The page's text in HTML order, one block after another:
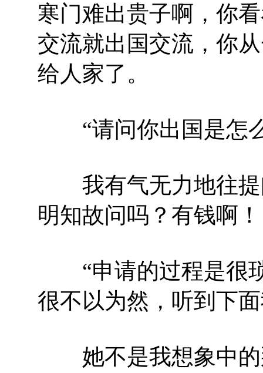
寒门难出贵子啊，你
交流就出国交流，你
给人家了。
“请问你出国是怎么
我有气无力地往提
明知故问吗？有钱啊！
“申请的过程是很
很不以为然，听到下
她不是我想象中的